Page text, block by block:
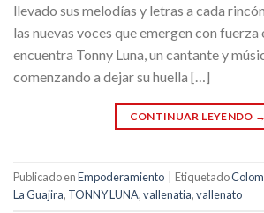
llevado sus melodías y letras a cada
las nuevas voces que emergen con fuerza
encuentra Tonny Luna, un cantante y
comenzando a dejar su huella […]
CONTINUAR LEYENDO →
Publicado enEmpoderamiento Etiquetado
La Guajira, TONNY LUNA,vallenatia,vallenato